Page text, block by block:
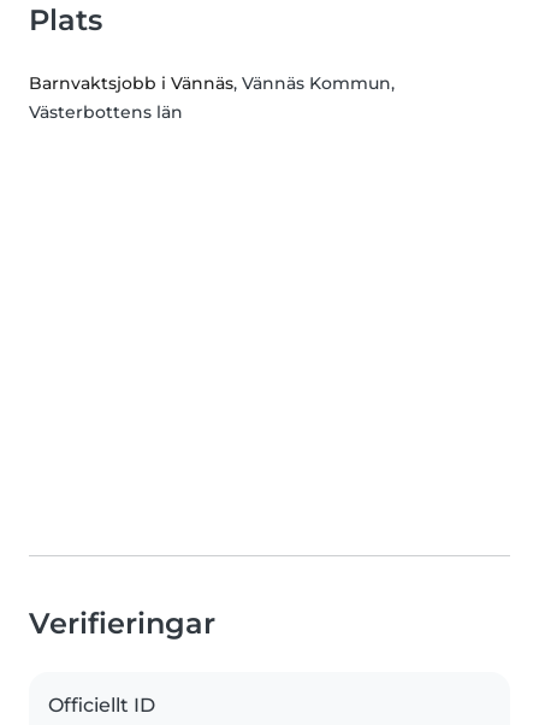
Plats
Barnvaktsjobb i Vännäs, Vännäs Kommun,
Västerbottens län
Verifieringar
Officiellt ID